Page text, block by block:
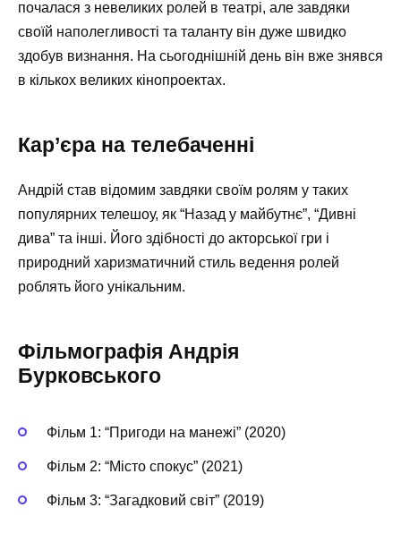
почалася з невеликих ролей в театрі, але завдяки
своїй наполегливості та таланту він дуже швидко
здобув визнання. На сьогоднішній день він вже знявся
в кількох великих кінопроектах.
Кар’єра на телебаченні
Андрій став відомим завдяки своїм ролям у таких
популярних телешоу, як “Назад у майбутнє”, “Дивні
дива” та інші. Його здібності до акторської гри і
природний харизматичний стиль ведення ролей
роблять його унікальним.
Фільмографія Андрія
Бурковського
Фільм 1: “Пригоди на манежі” (2020)
Фільм 2: “Місто спокус” (2021)
Фільм 3: “Загадковий світ” (2019)